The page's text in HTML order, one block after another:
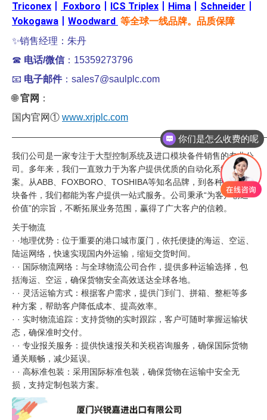
Triconex
Foxboro ICS Triplex Hima Schneider
Yokogawa
Woodward 等全球一线品牌。品质保障
✨销售经理：朱丹
☎ 电话/微信：15359273796
📧 电子邮件：sales7@saulplc.com
🌐官网 ：
国内官网① www.xrjplc.com
我们公司是一家专注于大型控制系统及进口模块备件销售的专业公
司。多年来，我们一直致力于为客户提供优质的自动化系统解决方
案。从ABB、FOXBORO、TOSHIBA等知名品牌，到各种进口模
块备件，我们都能为客户提供一站式服务。公司秉承“为客户创造
价值”的宗旨，不断拓展业务范围，赢得了广大客户的信赖。
关于物流
· ·地理优势：位于重要的港口城市厦门，依托便捷的海运、空运、
陆运网络，快速实现国内外运输，缩短交货时间。
· · 国际物流网络：与全球物流公司合作，提供多种运输选择，包
括海运、空运，确保货物安全高效送达全球各地。
· · 灵活运输方式：根据客户需求，提供门到门、拼箱、整柜等多
种方案，帮助客户降低成本、提高效率。
· · 实时物流追踪：支持货物的实时跟踪，客户可随时掌握运输状
态，确保准时交付。
· · 专业报关服务：提供快速报关和关税咨询服务，确保国际货物
通关顺畅，减少延误。
· · 高标准包装：采用国际标准包装，确保货物在运输中安全无
损，支持定制包装方案。
你们是怎么收费的呢